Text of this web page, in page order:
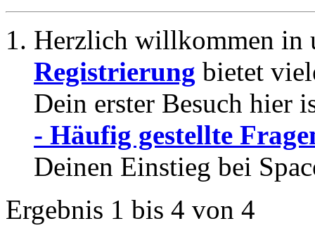
Herzlich willkommen in
Registrierung bietet
Dein erster Besuch hier
- Häufig gestellte
Deinen Einstieg bei
Ergebnis 1 bis 4 von 4